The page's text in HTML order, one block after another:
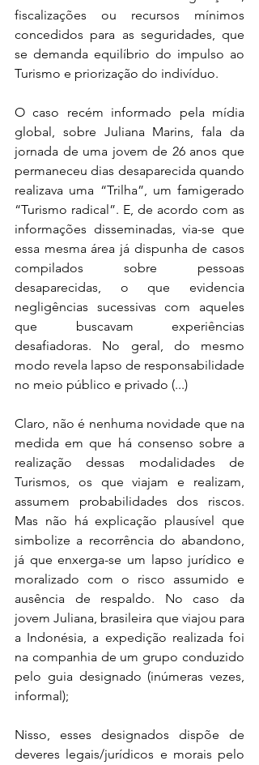
fiscalizações ou recursos mínimos
concedidos para as seguridades, que
se demanda equilíbrio do impulso ao
Turismo e priorização do indivíduo.
O caso recém informado pela mídia
global, sobre Juliana Marins, fala da
jornada de uma jovem de 26 anos que
permaneceu dias desaparecida quando
realizava uma “Trilha”, um famigerado
“Turismo radical”. E, de acordo com as
informações disseminadas, via-se que
essa mesma área já dispunha de casos
compilados sobre pessoas
desaparecidas, o que evidencia
negligências sucessivas com aqueles
que buscavam experiências
desafiadoras. No geral, do mesmo
modo revela lapso de responsabilidade
no meio público e privado (...)
Claro, não é nenhuma novidade que na
medida em que há consenso sobre a
realização dessas modalidades de
Turismos, os que viajam e realizam,
assumem probabilidades dos riscos.
Mas não há explicação plausível que
simbolize a recorrência do abandono,
já que enxerga-se um lapso jurídico e
moralizado com o risco assumido e
ausência de respaldo. No caso da
jovem Juliana, brasileira que viajou para
a Indonésia, a expedição realizada foi
na companhia de um grupo conduzido
pelo guia designado (inúmeras vezes,
informal);
Nisso, esses designados dispõe de
deveres legais/jurídicos e morais pelo